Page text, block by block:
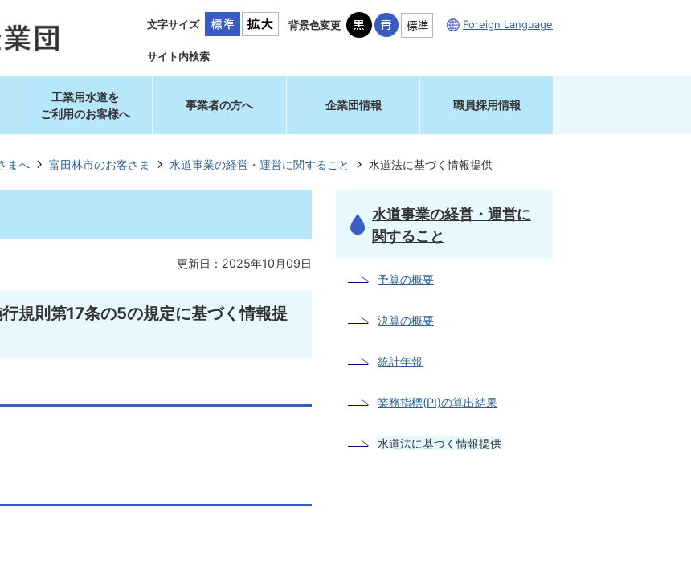
文字サイズ 背景色変更 Foreign Language
サイト内検索
工業用水道を
ご利用のお客様へ
事業者の方へ 企業団情報 職員採用情報
まへ 富田林市のお客さま 水道事業の経営・運営に関すること 水道法に基づく情報提供
更新日：2025年10月09日
規則第17条の5の規定に基づく情報提
水道事業の経営・運営に
関すること
予算の概要
決算の概要
統計年報
業務指標(PI)の算出結果
水道法に基づく情報提供